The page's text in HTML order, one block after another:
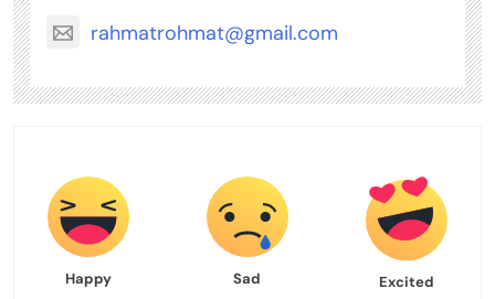
rahmatrohmat@gmail.com
Happy Sad Excited